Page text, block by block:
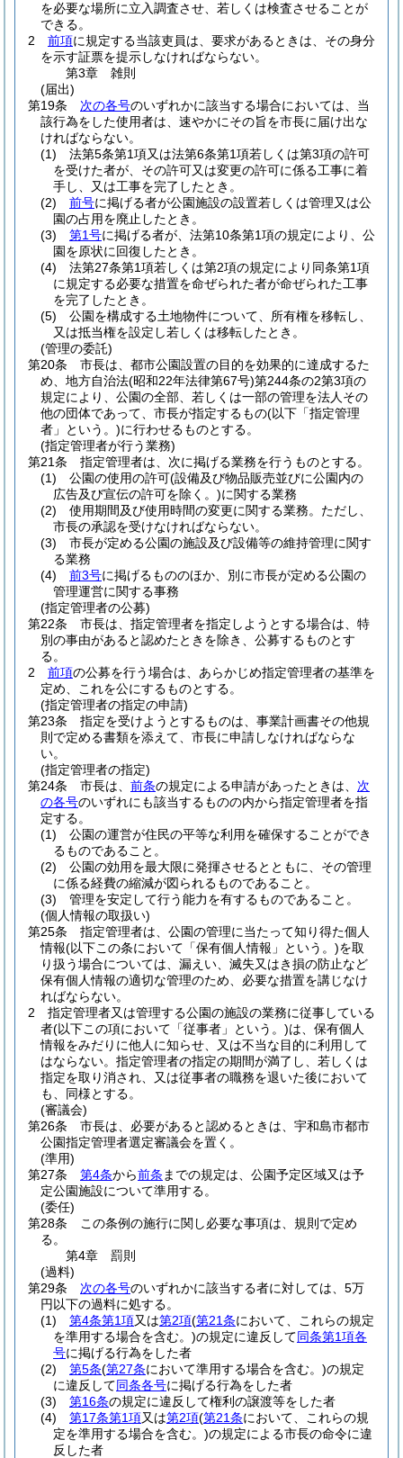
を必要な場所に立入調査させ、若しくは検査させることが
できる。
2
前項に規定する当該吏員は、要求があるときは、その身分
を示す証票を提示しなければならない。
第3章
雑則
(届出)
第19条
次の各号のいずれかに該当する場合においては、当
該行為をした使用者は、速やかにその旨を市長に届け出な
ければならない。
(1)
法第5条第1項又は法第6条第1項若しくは第3項の許可
を受けた者が、その許可又は変更の許可に係る工事に着
手し、又は工事を完了したとき。
(2)
前号に掲げる者が公園施設の設置若しくは管理又は公
園の占用を廃止したとき。
(3)
第1号に掲げる者が、法第10条第1項の規定により、公
園を原状に回復したとき。
(4)
法第27条第1項若しくは第2項の規定により同条第1項
に規定する必要な措置を命ぜられた者が命ぜられた工事
を完了したとき。
(5)
公園を構成する土地物件について、所有権を移転し、
又は抵当権を設定し若しくは移転したとき。
(管理の委託)
第20条
市長は、都市公園設置の目的を効果的に達成するた
め、地方自治法(昭和22年法律第67号)第244条の2第3項の
規定により、公園の全部、若しくは一部の管理を法人その
他の団体であって、市長が指定するもの(以下「指定管理
者」という。)に行わせるものとする。
(指定管理者が行う業務)
第21条
指定管理者は、次に掲げる業務を行うものとする。
(1)
公園の使用の許可(設備及び物品販売並びに公園内の
広告及び宣伝の許可を除く。)に関する業務
(2)
使用期間及び使用時間の変更に関する業務。 ただし、
市長の承認を受けなければならない。
(3)
市長が定める公園の施設及び設備等の維持管理に関す
る業務
(4)
前3号に掲げるもののほか、別に市長が定める公園の
管理運営に関する事務
(指定管理者の公募)
第22条
市長は、指定管理者を指定しようとする場合は、特
別の事由があると認めたときを除き、公募するものとす
る。
2
前項の公募を行う場合は、あらかじめ指定管理者の基準を
定め、これを公にするものとする。
(指定管理者の指定の申請)
第23条
指定を受けようとするものは、事業計画書その他規
則で定める書類を添えて、市長に申請しなければならな
い。
(指定管理者の指定)
第24条
市長は、 前条の規定による申請があったときは、 次
の各号のいずれにも該当するものの内から指定管理者を指
定する。
(1)
公園の運営が住民の平等な利用を確保することができ
るものであること。
(2)
公園の効用を最大限に発揮させるとともに、その管理
に係る経費の縮減が図られるものであること。
(3)
管理を安定して行う能力を有するものであること。
(個人情報の取扱い)
第25条
指定管理者は、公園の管理に当たって知り得た個人
情報(以下この条において「保有個人情報」という。)を取
り扱う場合については、漏えい、滅失又はき損の防止など
保有個人情報の適切な管理のため、必要な措置を講じなけ
ればならない。
2
指定管理者又は管理する公園の施設の業務に従事している
者(以下この項において「従事者」という。)は、保有個人
情報をみだりに他人に知らせ、又は不当な目的に利用して
はならない。 指定管理者の指定の期間が満了し、若しくは
指定を取り消され、又は従事者の職務を退いた後において
も、同様とする。
(審議会)
第26条
市長は、必要があると認めるときは、宇和島市都市
公園指定管理者選定審議会を置く。
(準用)
第27条
第4条から前条 までの規定は、公園予定区域又は予
定公園施設について準用する。
(委任)
第28条
この条例の施行に関し必要な事項は、規則で定め
る。
第4章
罰則
(過料)
第29条
次の各号のいずれかに該当する者に対しては、5万
円以下の過料に処する。
(1)
第4条第1項又は第2項(第21条において、これらの規定
を準用する場合を含む。)の規定に違反して同条第1項各
号に掲げる行為をした者
(2)
第5条(第27条において準用する場合を含む。)の規定
に違反して同条各号に掲げる行為をした者
(3)
第16条の規定に違反して権利の譲渡等をした者
(4)
第17条第1項又は第2項(第21条において、これらの規
定を準用する場合を含む。)の規定による市長の命令に違
反した者